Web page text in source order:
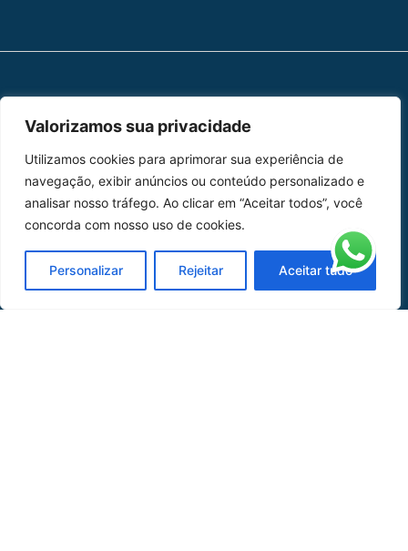
Valorizamos sua privacidade
Utilizamos cookies para aprimorar sua experiência de
navegação, exibir anúncios ou conteúdo personalizado e
analisar nosso tráfego. Ao clicar em “Aceitar todos”, você
concorda com nosso uso de cookies.
Personalizar Rejeitar Aceitar tudo
Home
Peças
Catálogo de Aplicações
Oficina de Mangueiras